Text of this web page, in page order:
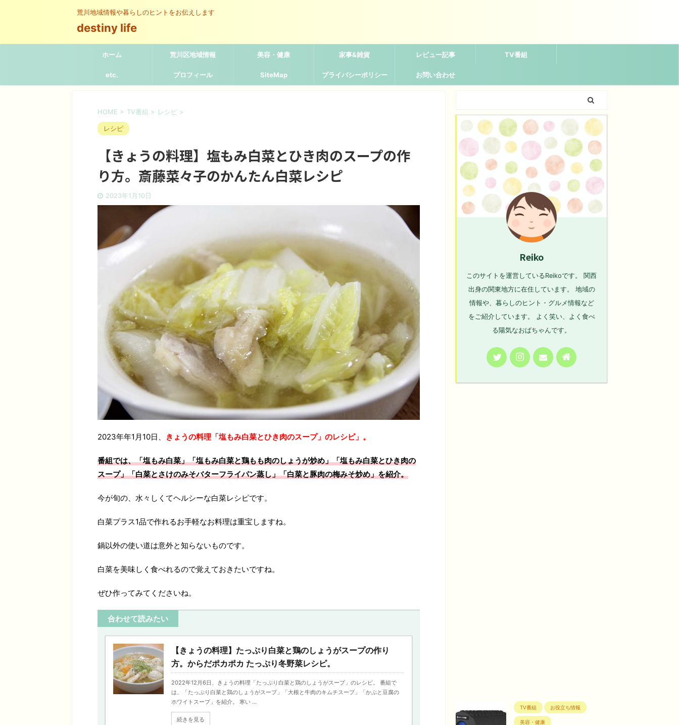
荒川地域情報や暮らしのヒントをお伝えします
destiny life
ホーム 荒川区地域情報 美容・健康 家事&雑貨 レビュー記事 TV番組
etc. プロフィール SiteMap プライバシーポリシー お問い合わせ
HOME > TV番組 > レシピ >
レシピ
【きょうの料理】塩もみ白菜とひき肉のスープの作
り方。斎藤菜々子のかんたん白菜レシピ
2023年1月10日
2023年年1月10日、 きょうの料理「塩もみ白菜とひき肉のスープ」のレシピ」。
番組では、「塩もみ白菜」「塩もみ白菜と鶏もも肉のしょうが炒め」「塩もみ白菜とひき肉の
スープ」「白菜とさけのみそバターフライパン蒸し」「白菜と豚肉の梅みそ炒め」を紹介。
今が旬の、水々しくてヘルシーな白菜レシピです。
白菜プラス1品で作れるお手軽なお料理は重宝しますね。
鍋以外の使い道は意外と知らないものです。
白菜を美味しく食べれるので覚えておきたいですね。
ぜひ作ってみてくださいね。
合わせて読みたい
【きょうの料理】たっぷり白菜と鶏のしょうがスープの作り
方。からだポカポカ たっぷり冬野菜レシピ。
2022年12月6日、きょうの料理「たっぷり白菜と鶏のしょうがスープ」のレシピ。 番組で
は、「たっぷり白菜と鶏のしょうがスープ」「大根と牛肉のキムチスープ」「かぶと豆腐の
ホワイトスープ」を紹介。 寒い ...
続きを見る
Reiko
このサイトを運営しているReikoです。 関西
出身の関東地方に在住しています。 地域の
情報や、暮らしのヒント・グルメ情報など
をご紹介しています。 よく笑い、よく食べ
る陽気なおばちゃんです。
TV番組 お役立ち情報
美容・健康